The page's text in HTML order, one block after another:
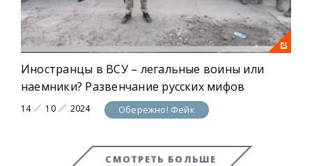
Иностранцы в ВСУ – легальные воины или
наемники? Развенчание русских мифов
14 10 2024 Обережно! Фейк
СМОТРЕТЬ БОЛЬШЕ